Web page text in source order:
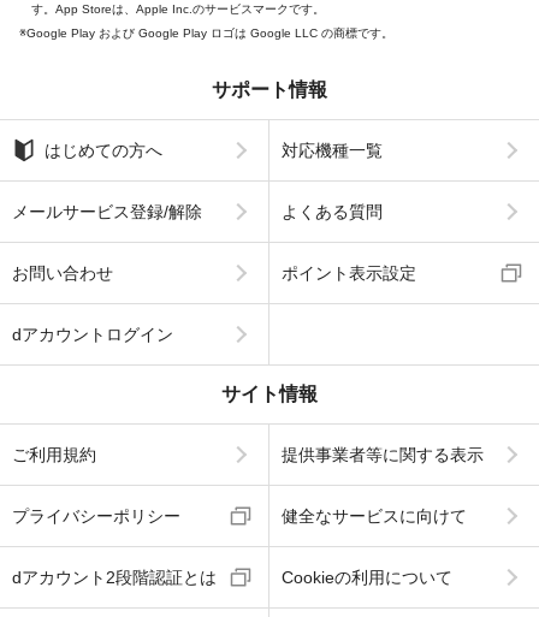
す。App Storeは、Apple Inc.のサービスマークです。
Google Play および Google Play ロゴは Google LLC の商標です。
サポート情報
はじめての方へ 対応機種一覧
メールサービス登録/解除 よくある質問
お問い合わせ ポイント表示設定
dアカウントログイン
サイト情報
ご利用規約 提供事業者等に関する表示
プライバシーポリシー 健全なサービスに向けて
dアカウント2段階認証とは Cookieの利用について